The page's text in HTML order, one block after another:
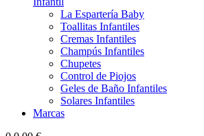
La Espartería Baby
Toallitas Infantiles
Cremas Infantiles
Champús Infantiles
Chupetes
Control de Piojos
Geles de Baño Infantiles
Solares Infantiles
Marcas